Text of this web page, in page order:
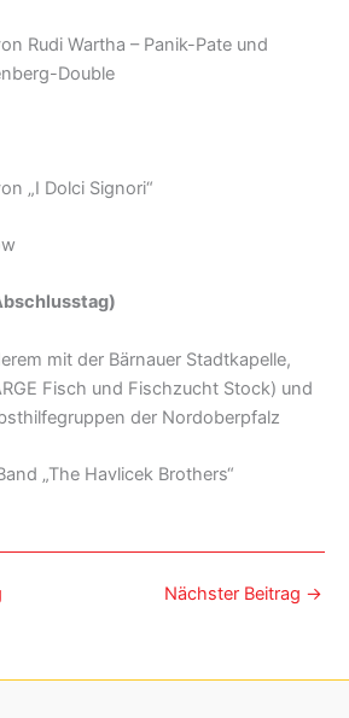
Rudi Wartha – Panik-Pate und
Double
„I Dolci Signori“
mit der Bärnauer Stadtkapelle,
Fisch und Fischzucht Stock) und
der Nordoberpfalz
„The Havlicek Brothers“
Nächster Beitrag →